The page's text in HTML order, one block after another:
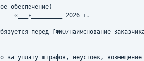
обеспечение)
2026 г.
перед [ФИО/наименование
за уплату штрафов, неустоек,